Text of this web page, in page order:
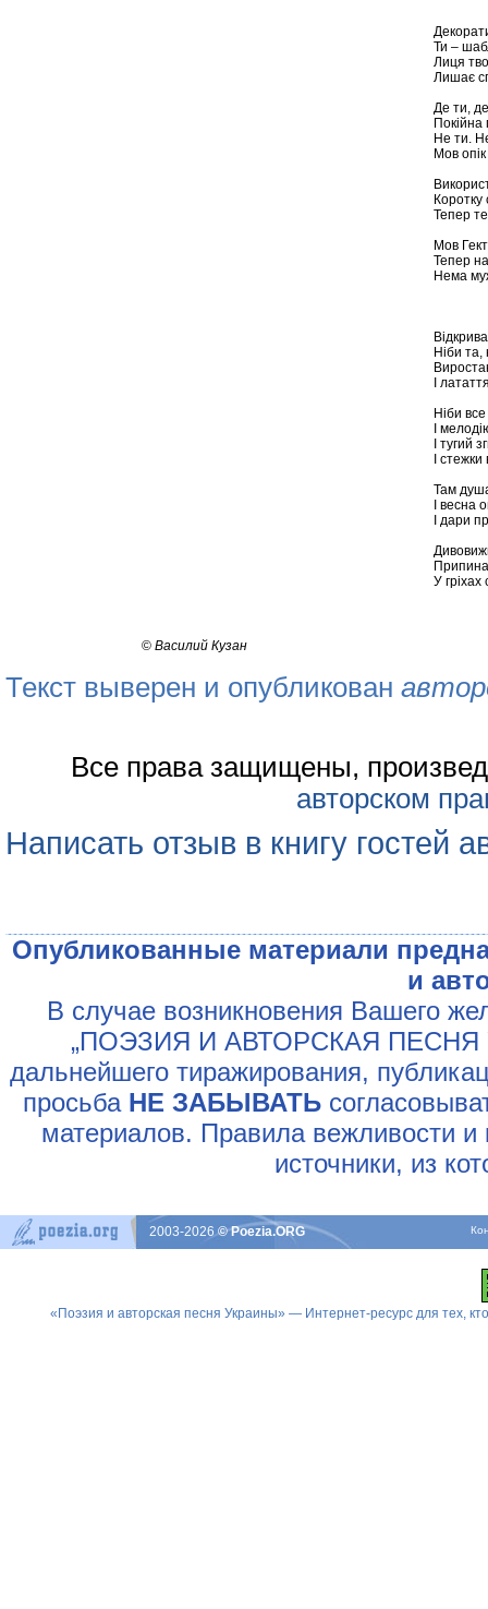
Ти –
Лиця
Лишає
Де ти, де
Не ти.
Мов
Коротку
Тепер
Мов
Тепер на
Нема
Ніби
І
Ніби
І
І тугий
І
Там
І весна
І дари
У гріхах
© Василий Кузан
Текст выверен и опубликован
Все права защищены,
авторском
Написать отзыв в книгу гостей
Опубликованные материали
и
В случае возникновения Вашего
„ПОЭЗИЯ И АВТОРСКАЯ ПЕСНЯ
дальнейшего тиражирования,
просьба НЕ ЗАБЫВАТЬ
материалов. Правила вежливости и
источники, из
2003-2026© Poezia.ORG
«Поэзия и авторская песня Украины» — Интернет-ресурс для тех,